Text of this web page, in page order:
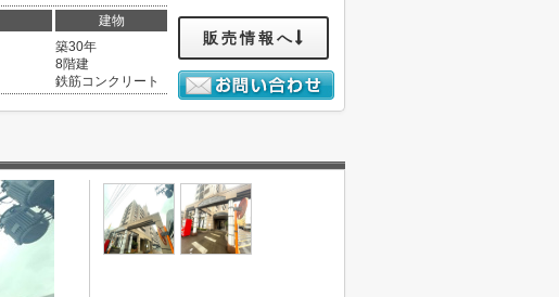
建物
築30年
8階建
鉄筋コンクリート
販売情報へ